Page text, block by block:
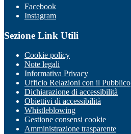
Facebook
Instagram
Sezione Link Utili
Cookie policy
Note legali
Informativa Privacy
Ufficio Relazioni con il Pubblico
Dichiarazione di accessibilità
Obiettivi di accessibilità
Whistleblowing
Gestione consensi cookie
Amministrazione trasparente